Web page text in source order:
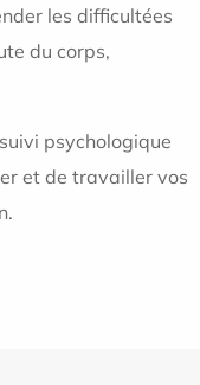
les difficultées
du corps,
psychologique
et de travailler vos